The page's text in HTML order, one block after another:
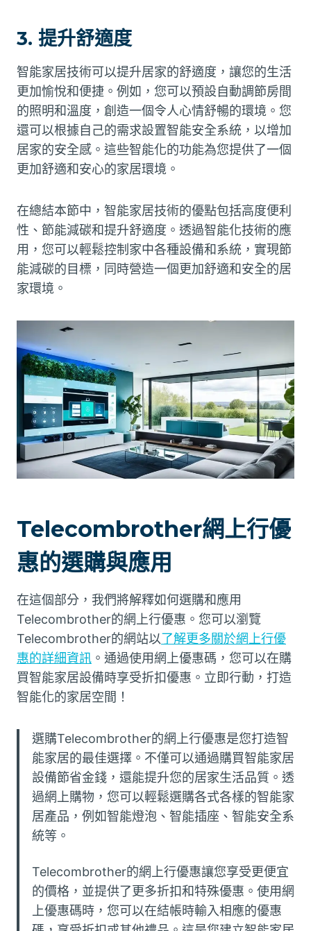
3. 提升舒適度
智能家居技術可以提升居家的舒適度，讓您的生活
更加愉悅和便捷。例如，您可以預設自動調節房間
的照明和溫度，創造一個令人心情舒暢的環境。您
還可以根據自己的需求設置智能安全系統，以增加
居家的安全感。這些智能化的功能為您提供了一個
更加舒適和安心的家居環境。
在總結本節中，智能家居技術的優點包括高度便利
性、節能減碳和提升舒適度。透過智能化技術的應
用，您可以輕鬆控制家中各種設備和系統，實現節
能減碳的目標，同時營造一個更加舒適和安全的居
家環境。
Telecombrother網上行優
惠的選購與應用
在這個部分，我們將解釋如何選購和應用
Telecombrother的網上行優惠。您可以瀏覽
Telecombrother的網站以了解更多關於網上行優
惠的詳細資訊 。通過使用網上優惠碼，您可以在購
買智能家居設備時享受折扣優惠。立即行動，打造
智能化的家居空間！
選購Telecombrother的網上行優惠是您打造智
能家居的最佳選擇。不僅可以通過購買智能家居
設備節省金錢，還能提升您的居家生活品質。透
過網上購物，您可以輕鬆選購各式各樣的智能家
居產品，例如智能燈泡、智能插座、智能安全系
統等。
Telecombrother的網上行優惠讓您享受更便宜
的價格，並提供了更多折扣和特殊優惠。使用網
上優惠碼時，您可以在結帳時輸入相應的優惠